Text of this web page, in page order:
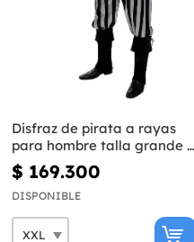
Disfraz de pirata a rayas
para hombre talla grande -
Colección blanca y negra
$ 169.300
DISPONIBLE